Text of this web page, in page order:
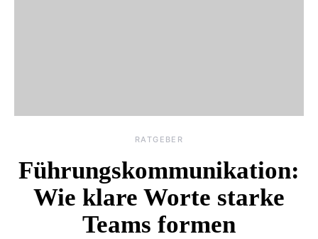
RATGEBER
Führungskommunikation:
Wie klare Worte starke
Teams formen